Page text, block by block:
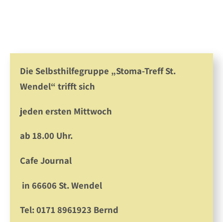
Die Selbsthilfegruppe „Stoma-Treff St.
Wendel“ trifft sich
jeden ersten Mittwoch
ab 18.00 Uhr.
Cafe Journal
in 66606 St. Wendel
Tel: 0171 8961923 Bernd